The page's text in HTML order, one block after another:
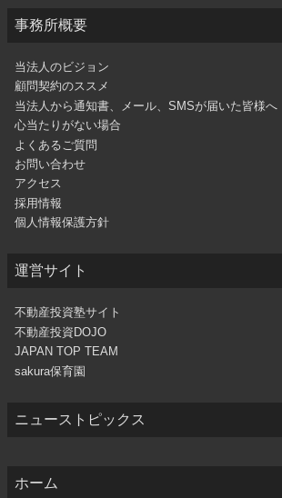
事務所概要
当法人のビジョン
顧問契約のススメ
当法人から通知書、メール、SMSが届いた皆様へ
心当たりがない場合
よくあるご質問
お問い合わせ
アクセス
採用情報
個人情報保護方針
運営サイト
不動産投資塾サイト
不動産投資DOJO
JAPAN TOP TEAM
sakura保育園
ニューストピックス
ホーム